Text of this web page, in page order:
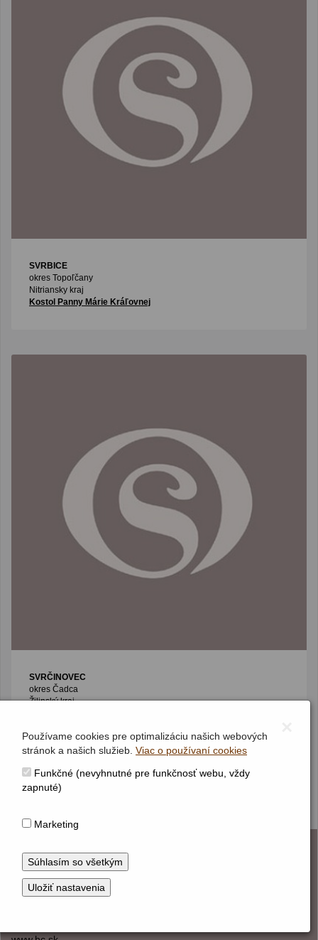
SVRBICE
okres Topoľčany
Nitriansky kraj
Kostol Panny Márie Kráľovnej
SVRČINOVEC
okres Čadca
Žilinský kraj
KONTAKT
Hudobné centrum
Používame cookies pre optimalizáciu našich webových
stránok a našich služieb. Viac o používaní cookies
Funkčné (nevyhnutné pre funkčnosť webu, vždy
zapnuté)
Marketing